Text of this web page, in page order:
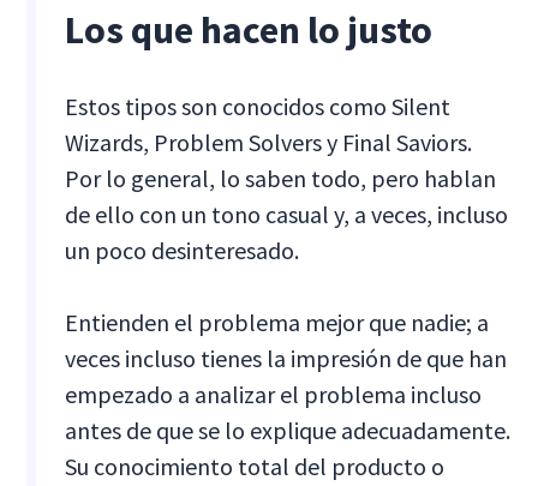
Los que hacen lo justo
Estos tipos son conocidos como Silent
Wizards, Problem Solvers y Final Saviors.
Por lo general, lo saben todo, pero hablan
de ello con un tono casual y, a veces, incluso
un poco desinteresado.
Entienden el problema mejor que nadie; a
veces incluso tienes la impresión de que han
empezado a analizar el problema incluso
antes de que se lo explique adecuadamente.
Su conocimiento total del producto o